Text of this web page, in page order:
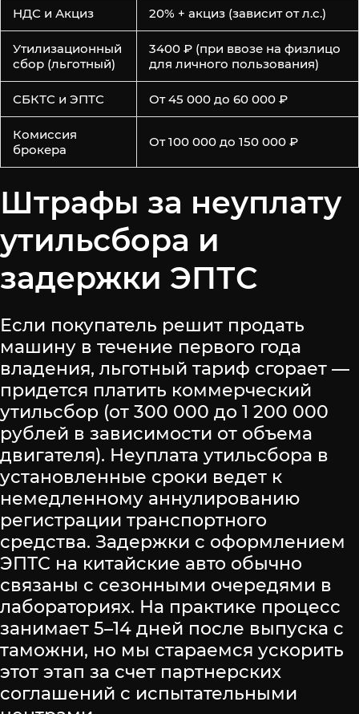
НДС и Акциз 20% + акциз (зависит от л.с.)
Утилизационный
сбор (льготный)
3400 ₽ (при ввозе на физлицо
для личного пользования)
СБКТС и ЭПТС От 45 000 до 60 000 ₽
Комиссия
брокера
От 100 000 до 150 000 ₽
Штрафы за неуплату
утильсбора и
задержки ЭПТС
Если покупатель решит продать
машину в течение первого года
владения, льготный тариф сгорает —
придется платить коммерческий
утильсбор (от 300 000 до 1 200 000
рублей в зависимости от объема
двигателя). Неуплата утильсбора в
установленные сроки ведет к
немедленному аннулированию
регистрации транспортного
средства. Задержки с оформлением
ЭПТС на китайские авто обычно
связаны с сезонными очередями в
лабораториях. На практике процесс
занимает 5–14 дней после выпуска с
таможни, но мы стараемся ускорить
этот этап за счет партнерских
соглашений с испытательными